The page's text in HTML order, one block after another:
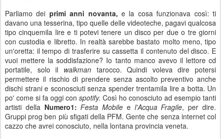
Parliamo dei primi anni novanta,e la cosa funzionava così: ti
davano una tesserina, tipo quelle delle videoteche, pagavi qualcosa
tipo cinquemila lire e ti potevi tenere un disco per due o tre giorni
con custodia e libretto. In realtà sarebbe bastato molto meno, tipo
un'oretta: il tempo di trasferire su cassetta il contenuto del disco. E
vuoi mettere la soddisfazione? Io tanto manco avevo il lettore cd
portatile, solo il walkman tarocco. Quindi voleva dire potersi
permettere il rischio di prendere senza ascolto preventivo anche
dischi strani e sconosciuti senza spender trentamila lire a botta. Un
po' come si fa oggi con spotify. Così ho conosciuto ad esempio tanti
artisti della Numero1:Festa Mobile e l'Acqua Fragile, per dire.
Gruppi prog ben più sfigati della PFM. Gente che senza internet col
cazzo che avrei conosciuto, nella lontana provincia veneta.